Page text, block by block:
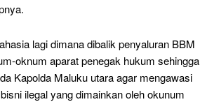
lagi dimana dibalik penyaluran BBM
oknum aparat penegak hukum sehingga
Kapolda Maluku utara agar mengawasi
ilegal yang dimainkan oleh okunum